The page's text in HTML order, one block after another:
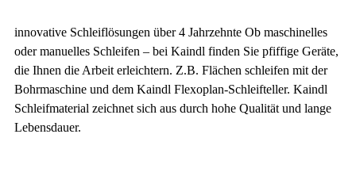
innovative Schleiflösungen über 4 Jahrzehnte Ob maschinelles
oder manuelles Schleifen – bei Kaindl finden Sie pfiffige Geräte,
die Ihnen die Arbeit erleichtern. Z.B. Flächen schleifen mit der
Bohrmaschine und dem Kaindl Flexoplan-Schleifteller. Kaindl
Schleifmaterial zeichnet sich aus durch hohe Qualität und lange
Lebensdauer.